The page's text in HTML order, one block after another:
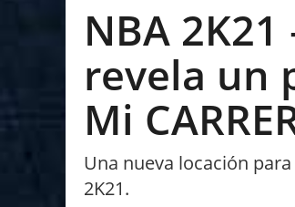
NBA
revela un
Mi
Una nueva locación
2K21.